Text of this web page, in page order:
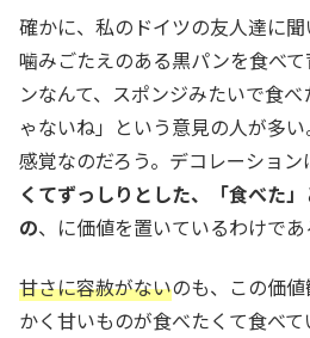
確かに、私のドイツの友人達に
噛みごたえのある黒パンを食べ
ンなんて、スポンジみたいで食
ゃないね」という意見の人が多
感覚なのだろう。デコレーション
くてずっしりとした、「食べた
の、に価値を置いているわけであ
甘さに容赦がないのも、この価
かく甘いものが食べたくて食べ